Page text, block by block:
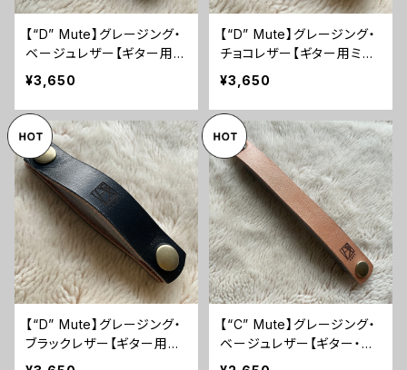
【“D” Mute】グレージング・
ベージュレザー【ギター用ミ
ュートベルト】
¥3,650
【“D” Mute】グレージング・
チョコレザー【ギター用ミュ
ートベルト】
¥3,650
【“D” Mute】グレージング・
ブラックレザー【ギター用ミ
ュートベルト】
【“C” Mute】グレージング・
ベージュレザー【ギター・ベ
ース兼用ミュート】